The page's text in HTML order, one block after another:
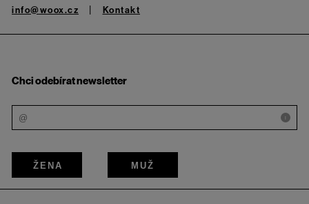
info@woox.cz Kontakt
Chci odebírat newsletter
i
ŽENA MUŽ